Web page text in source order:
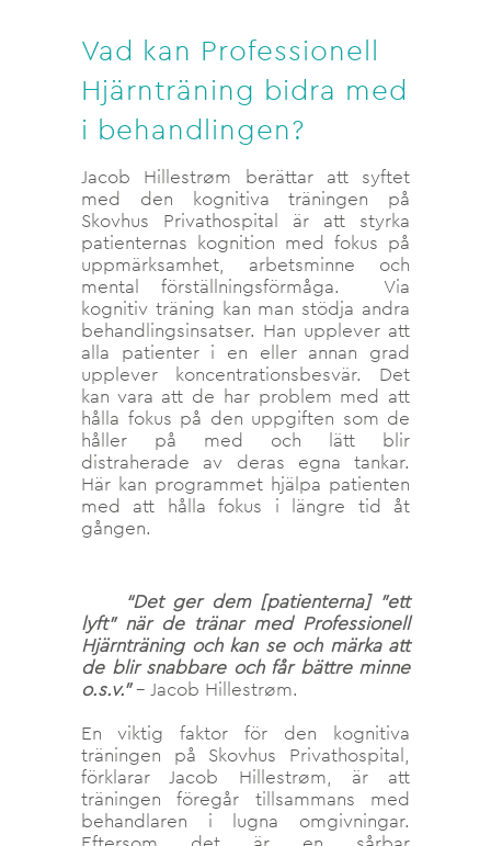
Vad kan Professionell
Hjärnträning bidra med
i behandlingen?
Jacob Hillestrøm berättar att syftet
med den kognitiva träningen på
Skovhus Privathospital är att styrka
patienternas kognition med fokus på
uppmärksamhet, arbetsminne och
mental förställningsförmåga. Via
kognitiv träning kan man stödja andra
behandlingsinsatser. Han upplever att
alla patienter i en eller annan grad
upplever koncentrationsbesvär. Det
kan vara att de har problem med att
hålla fokus på den uppgiften som de
håller på med och lätt blir
distraherade av deras egna tankar.
Här kan programmet hjälpa patienten
med att hålla fokus i längre tid åt
gången.
“Det ger dem [patienterna] ”ett
lyft” när de tränar med Professionell
Hjärnträning och kan se och märka att
de blir snabbare och får bättre minne
o.s.v.”– Jacob Hillestrøm.
En viktig faktor för den kognitiva
träningen på Skovhus Privathospital,
förklarar Jacob Hillestrøm, är att
träningen föregår tillsammans med
behandlaren i lugna omgivningar.